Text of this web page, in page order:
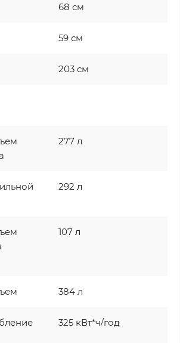
68 см
59 см
203 см
277 л
292 л
107 л
384 л
325 кВт*ч/год